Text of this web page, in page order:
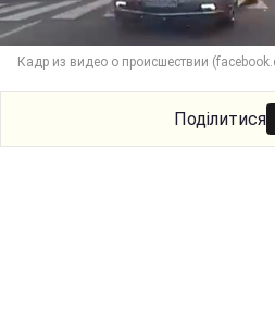
Кадр из видео о происшествии
Поділитися